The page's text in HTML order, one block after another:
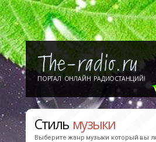
ПОРТАЛ ОНЛАЙН РАДИОСТАНЦИЙ!
Стиль музыки
Выберите жанр музыки который вы